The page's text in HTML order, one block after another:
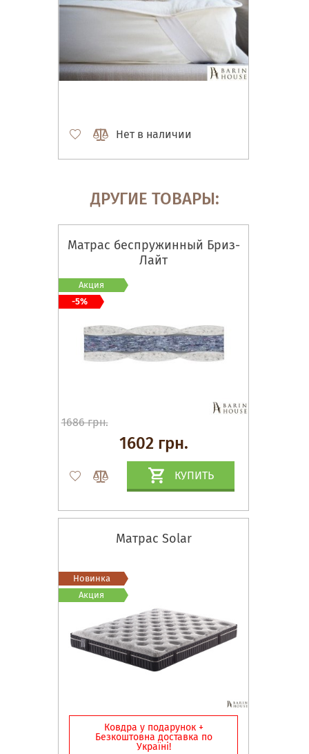
Нет в наличии
ДРУГИЕ ТОВАРЫ:
Матрас беспружинный Бриз-
Лайт
1686 грн.
1602 грн.
КУПИТЬ
Акция
-5%
Матрас Solar
Ковдра у подарунок +
Безкоштовна доставка по
Україні!
Новинка
Акция